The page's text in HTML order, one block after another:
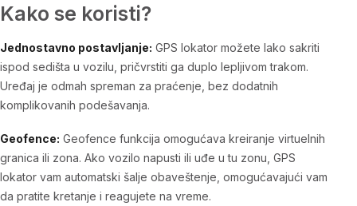
Kako se koristi?
Jednostavno postavljanje: GPS lokator možete lako sakriti
ispod sedišta u vozilu, pričvrstiti ga duplo lepljivom trakom.
Uređaj je odmah spreman za praćenje, bez dodatnih
komplikovanih podešavanja.
Geofence: Geofence funkcija omogućava kreiranje virtuelnih
granica ili zona. Ako vozilo napusti ili uđe u tu zonu, GPS
lokator vam automatski šalje obaveštenje, omogućavajući vam
da pratite kretanje i reagujete na vreme.